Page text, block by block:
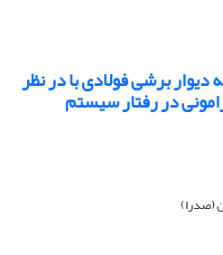
برشی فولادی با در نظر
در رفتار سیستم
(صدرا)